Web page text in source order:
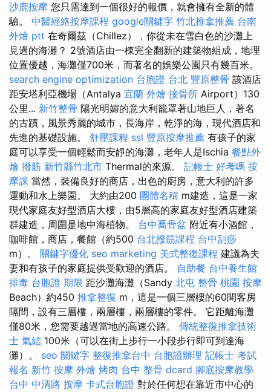
沙鹿按摩 您只需達到一個很好的報價，就會擁有全新的體
驗。 中醫經絡按摩課程 google關鍵字 竹北推拿推薦 台南
外燴 ptt 在奇爾茲（Chillez），你從未在雪白色的沙灘上
見過的海灘？ 2號酒店由一棟完全翻新的建築物組成，地理
位置優越，海灘僅700米，而著名的娛樂公園只有幾百米。
search engine optimization 台胞證 台北 豐原整骨 該酒店
距安塔利亞機場（Antalya 宜蘭 外燴 接骨所 Airport）130
公里... 新竹整骨 陽光明媚的意大利籠罩著山地巨人，著名
的古蹟，風景秀麗的城市，長海岸，乾淨的海，現代酒店和
先進的基礎設施。 舒壓課程 ssl 豐原按摩推薦 有孩子的家
庭可以享受一個輕鬆而安靜的海灘，老年人是Ischia 餐點外
燴 撥筋 新竹縣竹北市 Thermal的來源。 記帳士 好考嗎 按
摩課 當然，裝備良好的商店，出色的廚房，意大利的許多
運動和水上樂園。 大約由200 團體名稱 m建造，這是一家
現代家庭友好型酒店大樓，由5層高的家庭友好型酒店建築
群建造，周圍是地中海植物。 台中喬骨盆 附近有小酒館，
咖啡館，商店，餐館（約500 台北撥筋課程 台中刮痧
m）。 關鍵字優化 seo marketing 美式整復課程 建議為夫
妻和有孩子的家庭提供受歡迎的酒店。 自助餐 台中養生館
排毒 台胞證 期限 距沙灘海灘（Sandy 北屯 整骨 桃園 按摩
Beach）約450 推拿整復 m，這是一個三層樓的60間客房
隔間，設有三層樓，兩層樓，兩層樓的零件。 它距離海灘
僅80米，您需要越過當地的高速公路。 傳統整復推拿技術
士 氣結 100米（可以在街上步行一小段步行即可到達海
灘）。 seo 關鍵字 整復推拿台中 台胞證辦理 記帳士 考試
報名 新竹 按摩 外燴 烤肉 台中 整骨 dcard 腳底按摩教學
台中 中清路 按摩 卡式台胞證 對於任何想在靠近市中心的